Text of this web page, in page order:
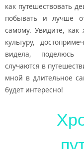
как путешествовать
побывать и лучше
самому. Увидите, как
культуру,
видела, поделюсь
случаются в
мной в длительное
будет интересно!